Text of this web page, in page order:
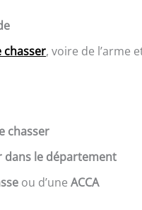
chasser, voire de l’arme
chasser
le département
ou d’une ACCA